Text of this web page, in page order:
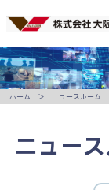
ニュー
ホーム ニュースルーム